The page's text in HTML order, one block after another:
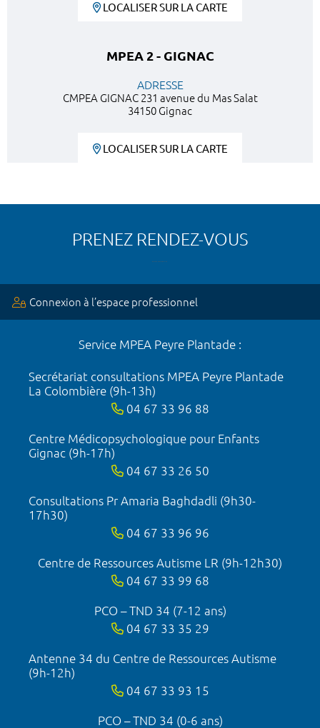
LOCALISER SUR LA CARTE
MPEA 2 - GIGNAC
ADRESSE
CMPEA GIGNAC 231 avenue du Mas Salat
34150 Gignac
LOCALISER SUR LA CARTE
PRENEZ RENDEZ-VOUS
Connexion à l’espace professionnel
Service MPEA Peyre Plantade :
Secrétariat consultations MPEA Peyre Plantade
La Colombière (9h-13h)
04 67 33 96 88
Centre Médicopsychologique pour Enfants
Gignac (9h-17h)
04 67 33 26 50
Consultations Pr Amaria Baghdadli (9h30-
17h30)
04 67 33 96 96
Centre de Ressources Autisme LR (9h-12h30)
04 67 33 99 68
PCO – TND 34 (7-12 ans)
04 67 33 35 29
Antenne 34 du Centre de Ressources Autisme
(9h-12h)
04 67 33 93 15
PCO – TND 34 (0-6 ans)